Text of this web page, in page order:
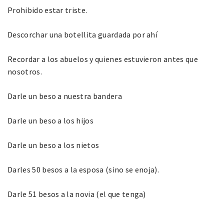
Prohibido estar triste.
Descorchar una botellita guardada por ahí
Recordar a los abuelos y quienes estuvieron antes que
nosotros.
Darle un beso a nuestra bandera
Darle un beso a los hijos
Darle un beso a los nietos
Darles 50 besos a la esposa (sino se enoja).
Darle 51 besos a la novia (el que tenga)